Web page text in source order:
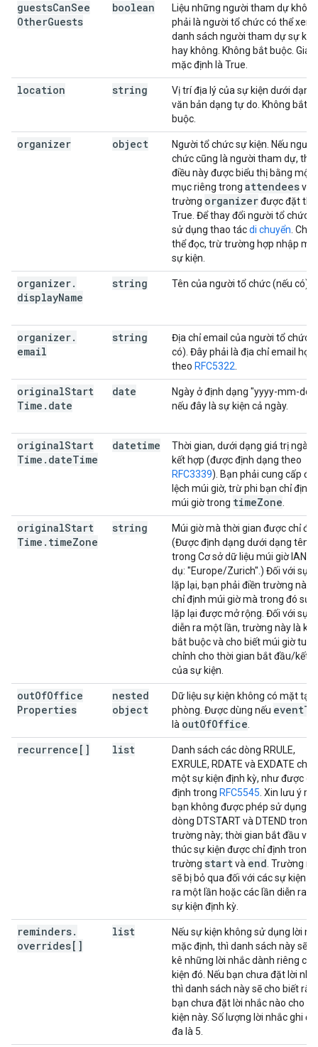
guestsCanSee
OtherGuests
boolean
Liệu những người tham dự không
phải là người tổ chức có thể xem
danh sách người tham dự sự
hay không. Không bắt buộc. Giá
mặc định là True.
location string
Vị trí địa lý của sự kiện dưới dạng
văn bản dạng tự do. Không bắt
buộc.
organizer object
Người tổ chức sự kiện. Nếu
chức cũng là người tham dự, thì
điều này được biểu thị bằng một
mục riêng trong attendeesvới
trường organizerđược đặt
True. Để thay đổi người tổ chức,
sử dụng thao tácdi chuyển . Chỉ
thể đọc, trừ trường hợp nhập
sự kiện.
organizer.
displayName
string Tên của người tổ chức (nếu có).
organizer.
email
string
Địa chỉ email của người tổ chức
có). Đây phải là địa chỉ email hợp
theo RFC5322
originalStart
Time . date
date
Ngày ở định dạng "yyyy-mm-dd",
nếu đây là sự kiện cả ngày.
originalStart
Time . dateTime
datetime
Thời gian, dưới dạng giá trị ngày
kết hợp (được định dạng theo
RFC3339). Bạn phải cung cấp độ
lệch múi giờ, trừ phi bạn chỉ định
múi giờ trong timeZone
originalStart
Time . timeZone
string
Múi giờ mà thời gian được chỉ
(Được định dạng dưới dạng tên
trong Cơ sở dữ liệu múi giờ IANA,
dụ: "Europe/Zurich".) Đối với sự
lặp lại, bạn phải điền trường này
chỉ định múi giờ mà trong đó sự
lặp lại được mở rộng. Đối với sự
diễn ra một lần, trường này là
bắt buộc và cho biết múi giờ tuỳ
chỉnh cho thời gian bắt đầu/kết
của sự kiện.
outOfOffice
Properties
nested
object
Dữ liệu sự kiện không có mặt tại
phòng. Được dùng nếu event
là outOfOffice
recurrence[] list
Danh sách các dòng RRULE,
EXRULE, RDATE và EXDATE cho
một sự kiện định kỳ, như được chỉ
định trong RFC5545 . Xin lưu ý
bạn không được phép sử dụng
dòng DTSTART và DTEND trong
trường này; thời gian bắt đầu và
thúc sự kiện được chỉ định trong
trường startvà end . Trường
sẽ bị bỏ qua đối với các sự kiện
ra một lần hoặc các lần diễn ra
sự kiện định kỳ.
reminders.
overrides[]
list
Nếu sự kiện không sử dụng lời
mặc định, thì danh sách này sẽ
kê những lời nhắc dành riêng
kiện đó. Nếu bạn chưa đặt lời
thì danh sách này sẽ cho biết
bạn chưa đặt lời nhắc nào cho sự
kiện này. Số lượng lời nhắc ghi
đa là 5.